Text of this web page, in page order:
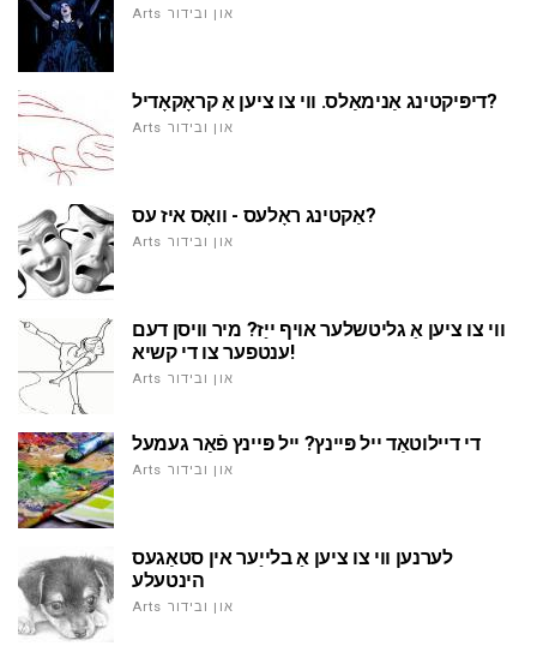
Arts און ובידור
דיפּיקטינג אַנימאַלס. ווי צו ציען אַ קראָקאָדיל?
Arts און ובידור
אַקטינג ראָלעס - וואָס איז עס?
Arts און ובידור
ווי צו ציען אַ גליטשלער אויף ייַז? מיר וויסן דעם
ענטפער צו די קשיא!
Arts און ובידור
די דיילוטאַד ייל פּיינץ? ייל פּיינץ פֿאַר געמעל
Arts און ובידור
לערנען ווי צו ציען אַ בלייַער אין סטאַגעס
הינטעלע
Arts און ובידור